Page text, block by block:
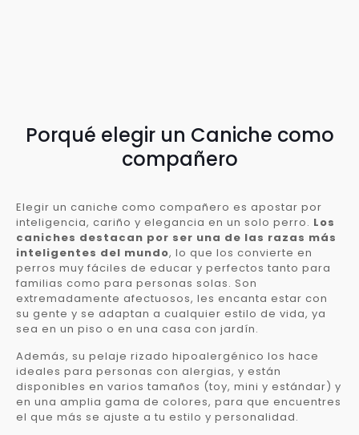
Porqué elegir un Caniche como
compañero
Elegir un caniche como compañero es apostar por
inteligencia, cariño y elegancia en un solo perro. Los
caniches destacan por ser una de las razas más
inteligentes del mundo, lo que los convierte en
perros muy fáciles de educar y perfectos tanto para
familias como para personas solas. Son
extremadamente afectuosos, les encanta estar con
su gente y se adaptan a cualquier estilo de vida, ya
sea en un piso o en una casa con jardín.
Además, su pelaje rizado hipoalergénico los hace
ideales para personas con alergias, y están
disponibles en varios tamaños (toy, mini y estándar) y
en una amplia gama de colores, para que encuentres
el que más se ajuste a tu estilo y personalidad.